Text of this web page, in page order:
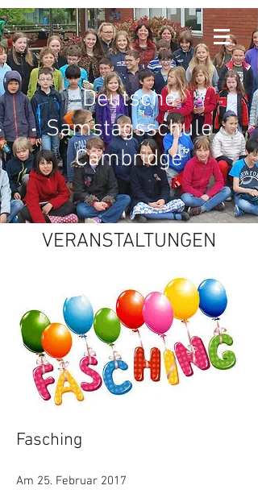
Deutsche
Samstagsschule
Cambridge
VERANSTALTUNGEN
Fasching
Am 25. Februar 2017